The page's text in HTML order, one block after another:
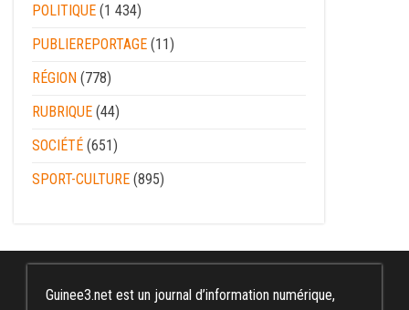
POLITIQUE (1 434)
PUBLIEREPORTAGE (11)
RÉGION (778)
RUBRIQUE (44)
SOCIÉTÉ (651)
SPORT-CULTURE (895)
Guinee3.net est un journal d’information numérique,